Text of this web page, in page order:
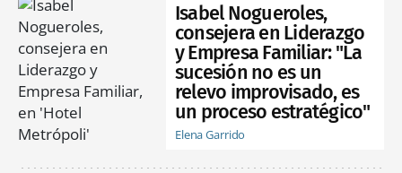
Isabel Nogueroles,
consejera en Liderazgo
y Empresa Familiar: "La
sucesión no es un
relevo improvisado, es
un proceso estratégico"
Elena Garrido